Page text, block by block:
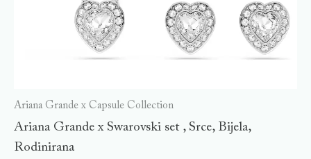
Ariana Grande x Capsule Collection
Ariana Grande x Swarovski set , Srce, Bijela,
Rodinirana